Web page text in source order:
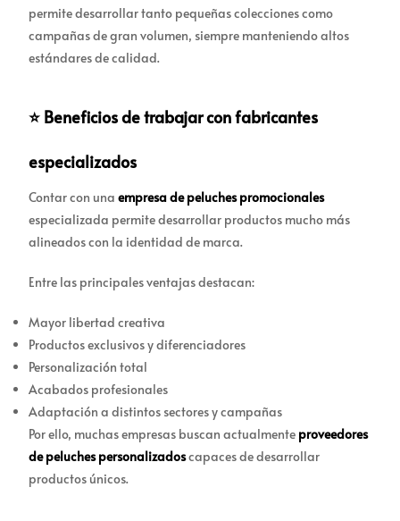
permite desarrollar tanto pequeñas colecciones como
campañas de gran volumen, siempre manteniendo altos
estándares de calidad.
⭐ Beneficios de trabajar con fabricantes
especializados
Contar con unaempresa de peluches promocionales
especializada permite desarrollar productos mucho más
alineados con la identidad de marca.
Entre las principales ventajas destacan:
Mayor libertad creativa
Productos exclusivos y diferenciadores
Personalización total
Acabados profesionales
Adaptación a distintos sectores y campañas
Por ello, muchas empresas buscan actualmente proveedores
de peluches personalizadoscapaces de desarrollar
productos únicos.